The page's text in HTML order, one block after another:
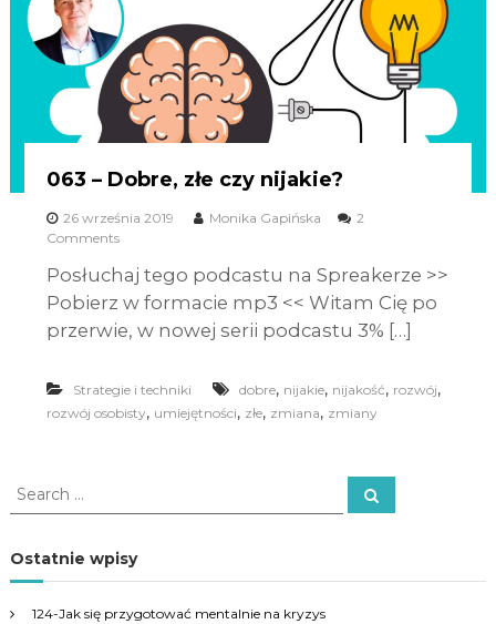
063 – Dobre, złe czy nijakie?
26 września 2019 Monika Gapińska
2
Comments
Posłuchaj tego podcastu na Spreakerze >>
Pobierz w formacie mp3 << Witam Cię po
przerwie, w nowej serii podcastu 3% […]
Strategie i techniki dobre, nijakie, nijakość, rozwój,
rozwój osobisty, umiejętności, złe, zmiana, zmiany
S
e
r
c
S
e
Ostatnie wpisy
124-Jak się przygotować mentalnie na kryzys